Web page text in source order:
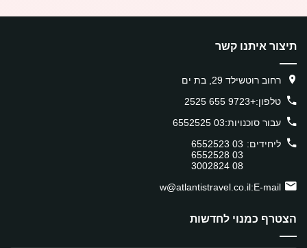
תיצור איתנו קשר
רחוב רוטשילד 29, בת ים
טלפון:+9723 655 2525
עבור סוכנויות:03 6552525
ליחידים: 03 6552523
03 6552528
08 3002824
E-mail:
w@atlantistravel.co.il
הצטרף כמנוי לחדשות